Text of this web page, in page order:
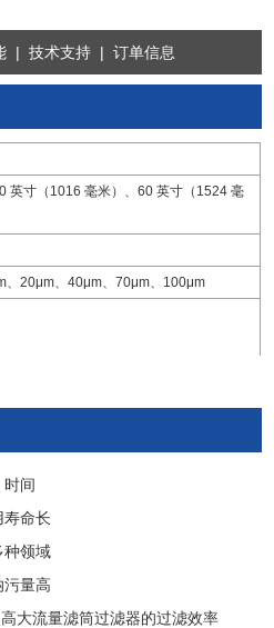
| 技术支持 | 订单信息
英寸（1016 毫米）、60 英寸（1524 毫
、20μm、40μm、70μm、100μm
时间
寿命长
种领域
污量高
大流量滤筒过滤器的过滤效率